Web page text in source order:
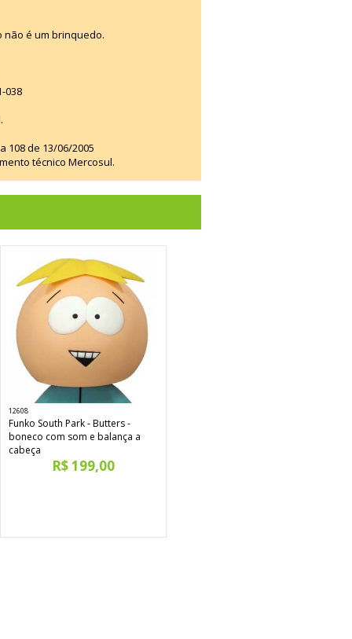
não é um brinquedo.
038
108 de 13/06/2005
técnico Mercosul.
12608
Funko South Park - Butters -
boneco com som e balança a
cabeça
R$ 199,00